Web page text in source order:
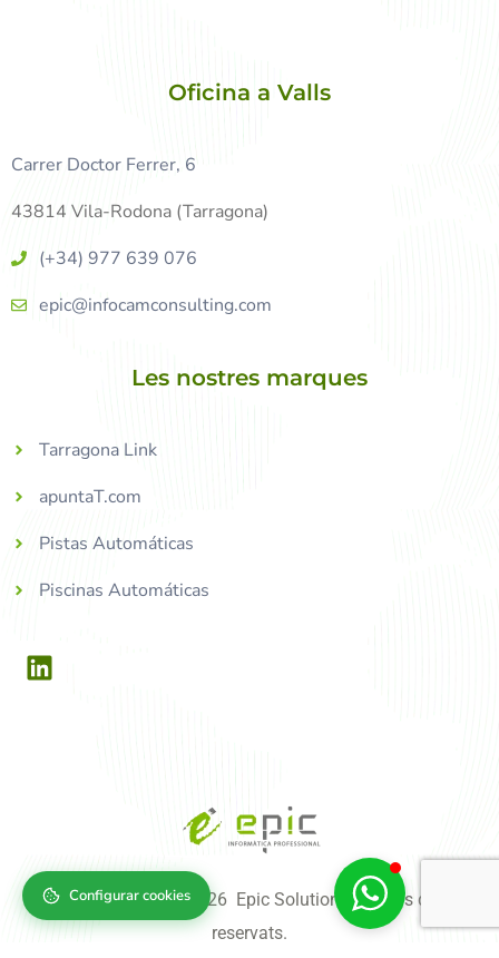
Oficina a Valls
Carrer Doctor Ferrer, 6
43814 Vila-Rodona (Tarragona)
(+34) 977 639 076
epic@infocamconsulting.com
Les nostres marques
Tarragona Link
apuntaT.com
Pistas Automáticas
Piscinas Automáticas
Copyright © 2004-2026 Epic Solutions, tots els drets
reservats.
Configurar cookies